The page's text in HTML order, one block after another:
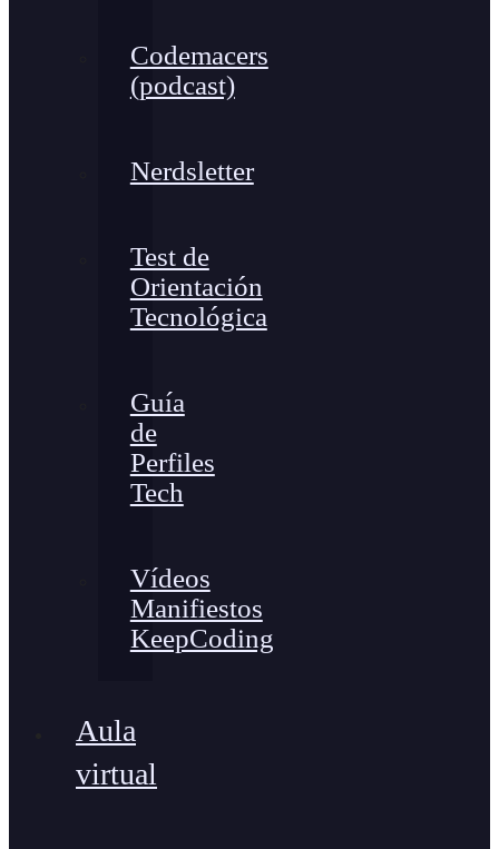
Codemacers
(podcast)
Nerdsletter
Test de
Orientación
Tecnológica
Guía
de
Perfiles
Tech
Vídeos
Manifiestos
KeepCoding
Aula
virtual